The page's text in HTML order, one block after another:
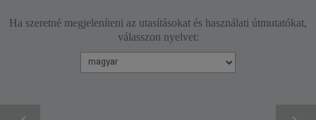
Ha szeretné megjeleníteni az utasításokat és használati útmutatókat,
válasszon nyelvet: